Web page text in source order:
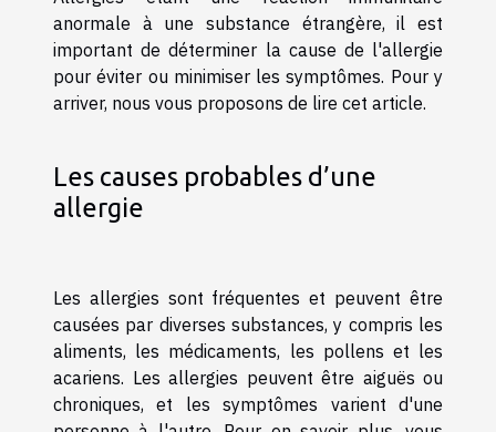
anormale à une substance étrangère, il est
important de déterminer la cause de l'allergie
pour éviter ou minimiser les symptômes. Pour y
arriver, nous vous proposons de lire cet article.
Les causes probables d’une
allergie
Les allergies sont fréquentes et peuvent être
causées par diverses substances, y compris les
aliments, les médicaments, les pollens et les
acariens. Les allergies peuvent être aiguës ou
chroniques, et les symptômes varient d'une